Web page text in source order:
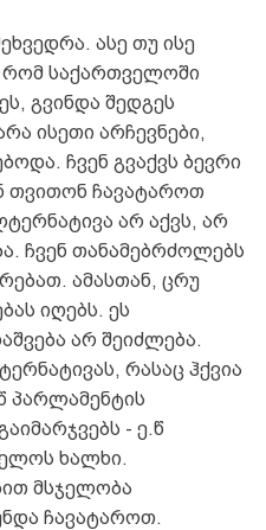
ასე თუ ისე
რომ საქართველოში
გვინდა შედგეს
ისეთი არჩევნები,
ჩვენ გვაქვს ბევრი
თვითონ ჩავატაროთ
არ აქვს, არ
ჩვენ თანამებრძოლებს
ამასთან, ცრუ
იღებს. ეს
არ შეიძლება.
რასაც ჰქვია
პარლამენტის
- ე.წ
ხალხი.
მსჯელობა
ჩავატაროთ.